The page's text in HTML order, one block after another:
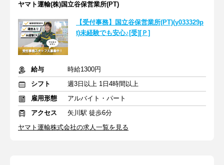
ヤマト運輸(株)国立谷保営業所(PT)
【受付事務】国立谷保営業所(PT)(y033329p
t)未経験でも安心♪[受][Ｐ]
給与
時給1300円
シフト
週3日以上 1日4時間以上
雇用形態
アルバイト・パート
アクセス
矢川駅 徒歩6分
ヤマト運輸株式会社の求人一覧を見る